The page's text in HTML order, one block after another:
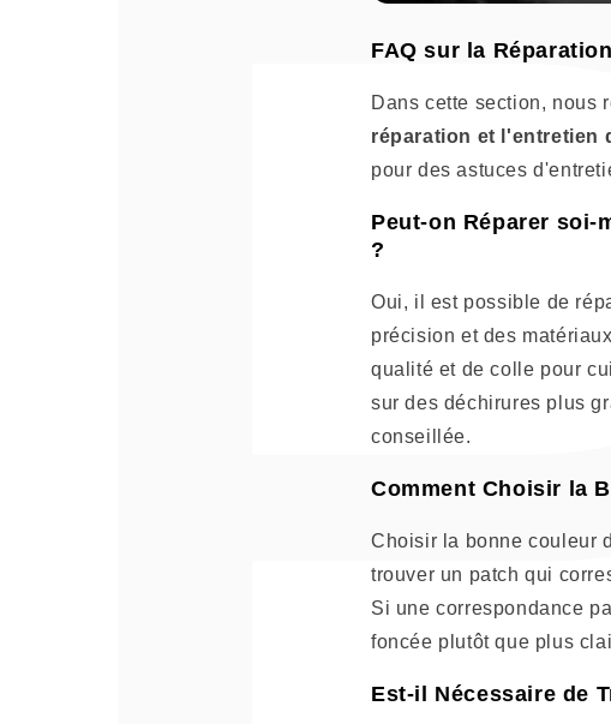
FAQ sur la
Dans cette section, nous
réparation et l'entretien
pour des astuces
Peut-on Réparer soi-
?
Oui, il est possible de
précision et des
qualité et de colle pour
sur des déchirures plus
conseillée.
Comment Choisir la
Choisir la bonne couleur
trouver un patch qui
Si une correspondance
foncée plutôt que plus
Est-il Nécessaire de